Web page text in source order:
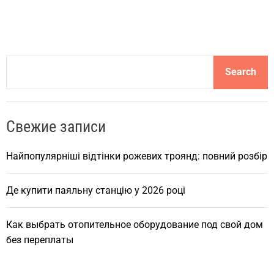
a
c
Search
Свежие записи
Найпопулярніші відтінки рожевих троянд: повний розбір
Де купити паяльну станцію у 2026 році
Как выбрать отопительное оборудование под свой дом
без переплаты